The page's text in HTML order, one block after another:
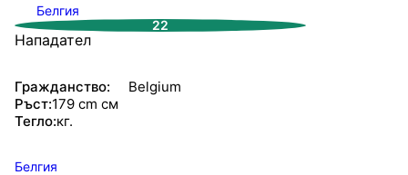
Белгия
22
Нападател
Гражданство:
Belgium
Ръст:179 cm см
Тегло:кг.
Белгия